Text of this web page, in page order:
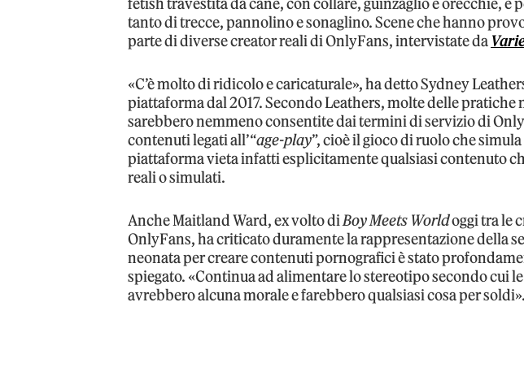
tanto di trecce, pannolino e sonaglino. Scene che hanno
parte di diverse creator reali di OnlyFans, intervistate da
«C’è molto di ridicolo e caricaturale», ha detto Sydney
piattaforma dal 2017. Secondo Leathers, molte delle pratiche
sarebbero nemmeno consentite dai termini di servizio di
contenuti legati all’“age-play”, cioè il gioco di ruolo che
piattaforma vieta infatti esplicitamente qualsiasi contenuto
reali o simulati.
Anche Maitland Ward, ex volto diBoy Meets Worldoggi tra le
OnlyFans, ha criticato duramente la rappresentazione della
neonata per creare contenuti pornografici è stato
spiegato. «Continua ad alimentare lo stereotipo secondo cui
avrebbero alcuna morale e farebbero qualsiasi cosa per soldi».